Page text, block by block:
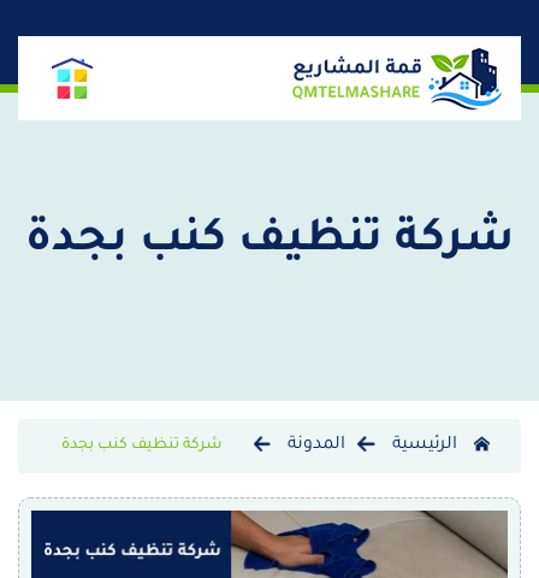
شركة تنظيف كنب بجدة
الرئيسية المدونة شركة تنظيف كنب بجدة